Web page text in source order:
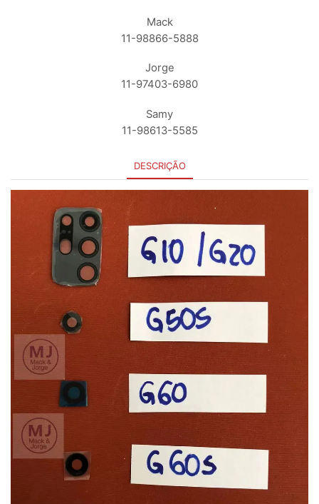
Mack
11-98866-5888
Jorge
11-97403-6980
Samy
11-98613-5585
DESCRIÇÃO